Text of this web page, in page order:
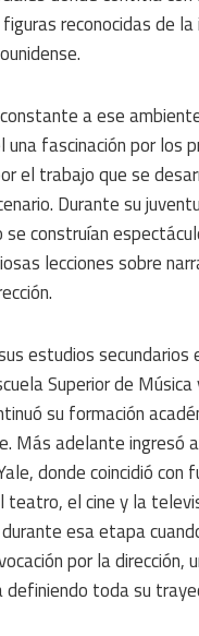
reconocidas de
a ese
fascinación por los
el trabajo que se
Durante su
se construían
lecciones sobre
estudios secundarios
Superior de Música
su formación
Más adelante ingresó
donde coincidió con
el cine y la
esa etapa
por la dirección,
definiendo toda su